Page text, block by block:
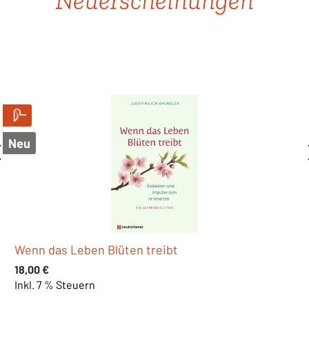
Neu
Was, wenn wir unsere Kinder einfach ernst
nehmen?
Regulärer Preis:
20,00 €